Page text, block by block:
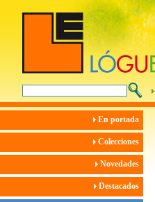
En portada
Colecciones
Novedades
Destacados